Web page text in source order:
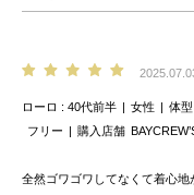
ローロ 40代前半 女性 体型
フリー
購入店舗
全然ゴワゴワしてなくて着心